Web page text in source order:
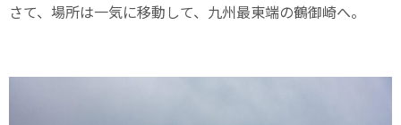
さて、場所は一気に移動して、九州最東端の鶴御崎へ。